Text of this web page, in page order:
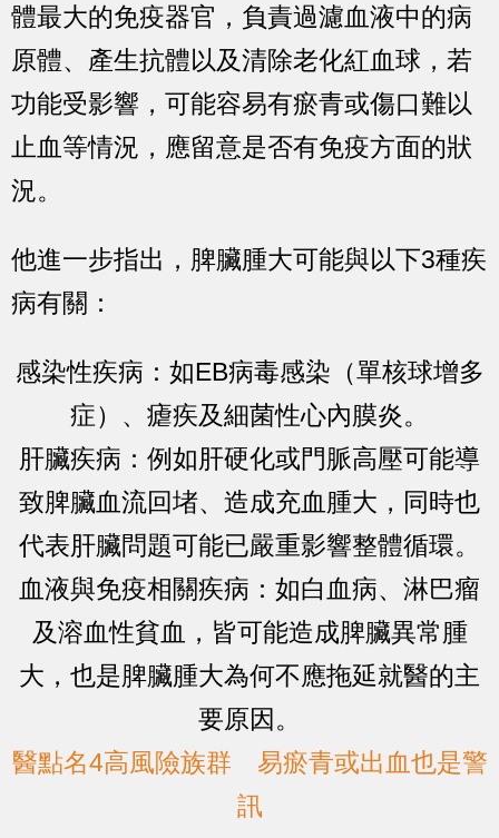
體最大的免疫器官，負責過濾血液中的病
原體、產生抗體以及清除老化紅血球，若
功能受影響，可能容易有瘀青或傷口難以
止血等情況，應留意是否有免疫方面的狀
況。
他進一步指出，脾臟腫大可能與以下3種疾
病有關：
感染性疾病：如EB病毒感染（單核球增多
症）、瘧疾及細菌性心內膜炎。
肝臟疾病：例如肝硬化或門脈高壓可能導
致脾臟血流回堵、造成充血腫大，同時也
代表肝臟問題可能已嚴重影響整體循環。
血液與免疫相關疾病：如白血病、淋巴瘤
及溶血性貧血，皆可能造成脾臟異常腫
大，也是脾臟腫大為何不應拖延就醫的主
要原因。
醫點名4高風險族群 易瘀青或出血也是警
訊